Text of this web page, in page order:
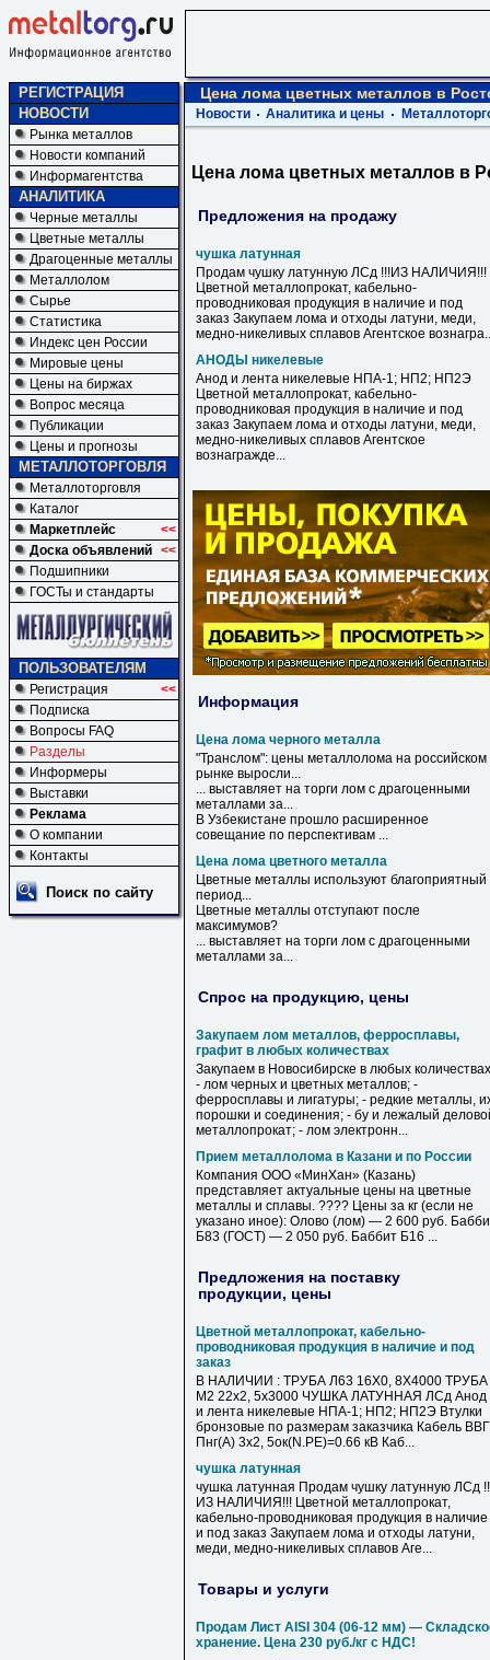
РЕГИСТРАЦИЯ
НОВОСТИ
Рынка металлов
Новости компаний
Информагентства
АНАЛИТИКА
Черные металлы
Цветные металлы
Драгоценные металлы
Металлолом
Сырье
Статистика
Индекс цен России
Мировые цены
Цены на биржах
Вопрос месяца
Публикации
Цены и прогнозы
МЕТАЛЛОТОРГОВЛЯ
Металлоторговля
Каталог
Маркетплейс
<<
Доска объявлений <<
Подшипники
ГОСТы и стандарты
ПОЛЬЗОВАТЕЛЯМ
Регистрация
<<
Подписка
Вопросы FAQ
Разделы
Информеры
Выставки
Реклама
О компании
Контакты
Поиск по сайту
Цена лома цветных металлов в
Новости Аналитика и цены
Цена лома цветных металлов в
Предложения на продажу
чушка латунная
Продам чушку латунную ЛСд !!!ИЗ НАЛИЧИЯ!!!
Цветной металлопрокат, кабельно-
проводниковая продукция в наличие и под
заказ Закупаем лома и отходы латуни, меди,
медно-никеливых сплавов Агентское
АНОДЫ никелевые
Анод и лента никелевые НПА-1; НП2; НП2Э
Цветной металлопрокат, кабельно-
проводниковая продукция в наличие и под
заказ Закупаем лома и отходы латуни, меди,
медно-никеливых сплавов Агентское
вознагражде...
Информация
Цена лома черного металла
"Транслом": цены металлолома на российском
рынке выросли...
... выставляет на торги лом с драгоценными
металлами за...
В Узбекистане прошло расширенное
совещание по перспективам ...
Цена лома цветного металла
Цветные металлы используют благоприятный
период...
Цветные металлы отступают после
максимумов?
... выставляет на торги лом с драгоценными
металлами за...
Спрос на продукцию, цены
Закупаем лом металлов, ферросплавы,
графит в любых количествах
Закупаем в Новосибирске в любых
- лом черных и цветных металлов; -
ферросплавы и лигатуры; - редкие металлы,
порошки и соединения; - бу и лежалый
металлопрокат; - лом электронн...
Прием металлолома в Казани и по России
Компания ООО «МинХан» (Казань)
представляет актуальные цены на цветные
металлы и сплавы. ???? Цены за кг (если не
указано иное): Олово (лом) — 2 600 руб.
Б83 (ГОСТ) — 2 050 руб. Баббит Б16 ...
Предложения на поставку
продукции, цены
Цветной металлопрокат, кабельно-
проводниковая продукция в наличие и под
заказ
В НАЛИЧИИ : ТРУБА Л63 16Х0, 8Х4000 ТРУБА
М2 22х2, 5х3000 ЧУШКА ЛАТУННАЯ ЛСд Анод
и лента никелевые НПА-1; НП2; НП2Э Втулки
бронзовые по размерам заказчика Кабель
Пнг(А) 3х2, 5ок(N.PE)=0.66 кВ Каб...
чушка латунная
чушка латунная Продам чушку латунную ЛСд
ИЗ НАЛИЧИЯ!!! Цветной металлопрокат,
кабельно-проводниковая продукция в наличие
и под заказ Закупаем лома и отходы латуни,
меди, медно-никеливых сплавов Аге...
Товары и услуги
Продам Лист AISI 304 (06-12 мм) —
хранение. Цена 230 руб./кг с НДС!